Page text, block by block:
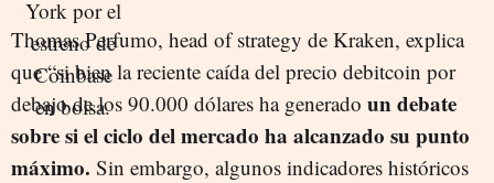
Thomas Perfumo, head of strategy de Kraken, explica
que “si bien la reciente caída del precio debitcoin por
debajo de los 90.000 dólares ha generado un debate
sobre si el ciclo del mercado ha alcanzado su punto
máximo. Sin embargo, algunos indicadores históricos